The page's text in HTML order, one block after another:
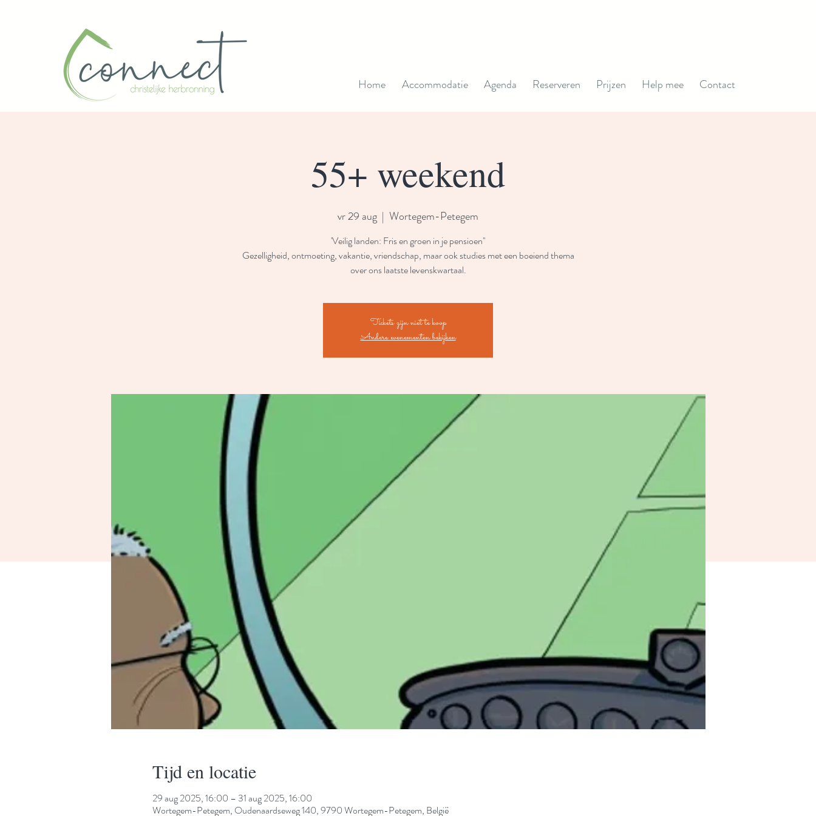
Home Accommodatie Agenda Reserveren Prijzen Help mee Contact
55+ weekend
vr 29 aug
  |
Wortegem-Petegem
'Veilig landen: Fris en groen in je pensioen''
Gezelligheid, ontmoeting, vakantie, vriendschap, maar ook studies met een boeiend thema
over ons laatste levenskwartaal.
Tickets zijn niet te koop
Andere evenementen bekijken
Tijd en locatie
29 aug 2025, 16:00 – 31 aug 2025, 16:00
Wortegem-Petegem, Oudenaardseweg 140, 9790 Wortegem-Petegem, België